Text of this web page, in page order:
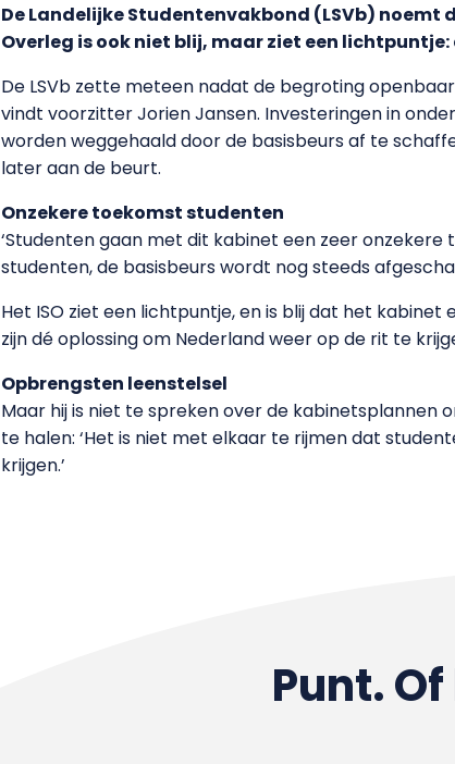
De Landelijke Studentenvakbond (LSVb) noemt
Overleg is ook niet blij, maar ziet een
De LSVb zette meteen nadat de begroting
vindt voorzitter Jorien Jansen. Investeringen in
worden weggehaald door de basisbeurs af te
later aan de beurt.
Onzekere toekomst studenten
‘Studenten gaan met dit kabinet een zeer
studenten, de basisbeurs wordt nog steeds
Het ISO ziet een lichtpuntje, en is blij dat het
zijn dé oplossing om Nederland weer op de rit te
Opbrengsten leenstelsel
Maar hij is niet te spreken over de kabinetsplannen
te halen: ‘Het is niet met elkaar te rijmen dat
krijgen.’
Punt.